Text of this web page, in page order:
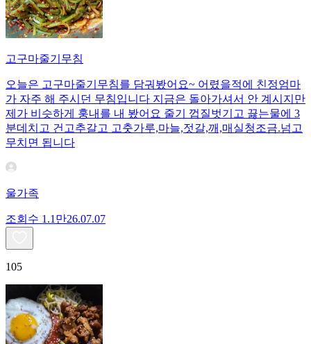
고구마줄기무침
오늘은 고구마줄기무침를 담궈봤어요~ 어렸을적에 친정엄마
가 자주 해 주시던 무침입니다 지금은 돌아가셔서 안 계시지만
제가 비슷하게 훙내를 내 봤어요 줄기 껍질벗기고 끓는물에 3
분데치고 건고추갈고 고춧가루,마늘,젓갈,깨,매실청조금.넘고
무치면 됩니다
울가족
조회수 1.1만26.07.07
105